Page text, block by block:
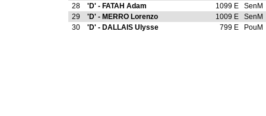
28
'D' - FATAH Adam 1099 E
SenM
29
'D' - MERRO Lorenzo 1009 E
SenM
30
'D' - DALLAIS Ulysse 799 E PouM